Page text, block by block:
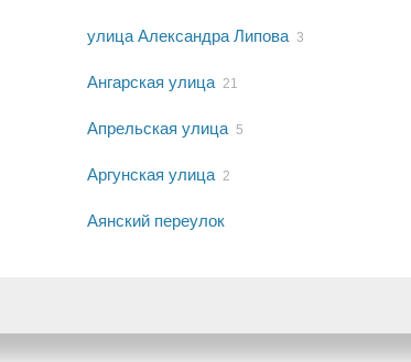
улица Александра Липова 3
Ангарская улица 21
Апрельская улица 5
Аргунская улица 2
Аянский переулок